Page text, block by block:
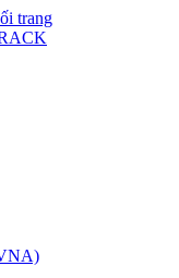
trang